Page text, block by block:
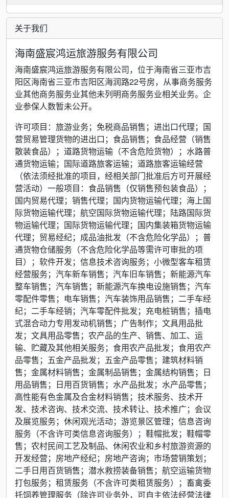
关于我们
海南盛宸鸿运旅游服务有限公司
海南盛宸鸿运旅游服务有限公司，位于海南省三亚市吉
阳区海南省三亚市吉阳区海润路22号房，从事商务服务
业其他商务服务业其他未列明商务服务业相关业务。企
业参保人数暂未公开。
许可项目：旅游业务；免税商品销售；进出口代理；国
营贸易管理货物的进出口；食品销售；食品经营（销售
散装食品）；道路货物运输（不含危险货物）；水路普
通货物运输；国际道路旅客运输；道路旅客运输经营
（依法须经批准的项目，经相关部门批准后方可开展经
营活动）一般项目：食品销售（仅销售预包装食品）；
国内贸易代理；销售代理；国内货物运输代理；海上国
际货物运输代理；航空国际货物运输代理；陆路国际货
物运输代理；国际货物运输代理；国内集装箱货物运输
代理；贸易经纪；成品油批发（不含危险化学品）；普
通货物仓储服务（不含危险化学品等需许可审批的项
目）；软件开发；信息技术咨询服务；小微型客车租赁
经营服务；汽车新车销售；汽车旧车销售；新能源汽车
整车销售；汽车销售；新能源汽车换电设施销售；汽车
零配件零售；电车销售；汽车装饰用品销售；二手车经
纪；二手车经销；汽车零配件批发；充电桩销售；插电
式混合动力专用发动机销售；广告制作；文具用品批
发；文具用品零售；农产品的生产、销售、加工、运
输、贮藏及其他相关服务；食用农产品批发；食用农产
品零售；五金产品批发；五金产品零售；建筑材料销
售；金属材料销售；金属制品销售；金属结构销售；日
用品销售；日用百货销售；水产品批发；水产品零售；
高性能有色金属及合金材料销售；技术服务、技术开
发、技术咨询、技术交流、技术转让、技术推广；会议
及展览服务；休闲观光活动；游览景区管理；信息咨询
服务（不含许可类信息咨询服务）；鞋帽批发；鞋帽零
售；农村民间工艺及制品、休闲农业和乡村旅游资源的
开发经营；房地产经纪；房地产咨询；市场营销策划；
二手日用百货销售；潜水救捞装备销售；航空运输货物
打包服务；租赁服务（不含许可类租赁服务）；畜禽委
托饲养管理服务（除许可业务外，可自主依法经营法律